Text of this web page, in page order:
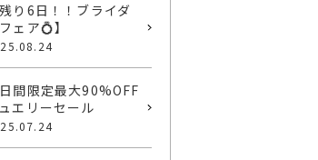
残り6日！！ブライダ
ェア💍】
間限定最大90%OFF
エリーセール